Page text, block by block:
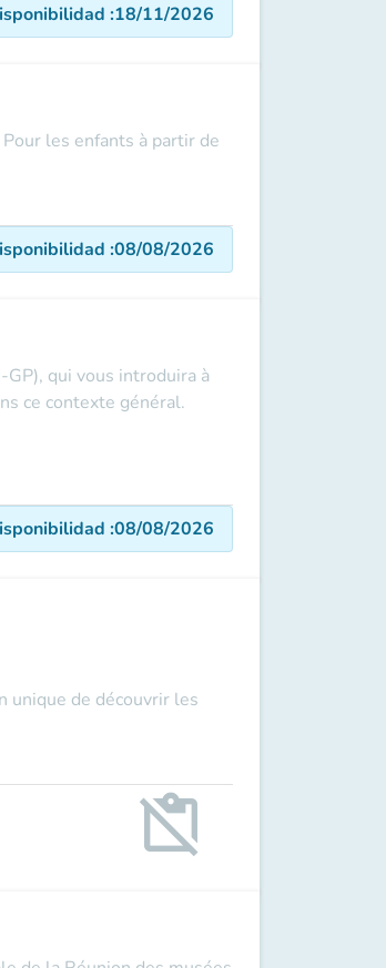
:18/11/2026
les enfants à partir de
:08/08/2026
qui vous introduira à
ce contexte général.
:08/08/2026
unique de découvrir les
content_paste_off